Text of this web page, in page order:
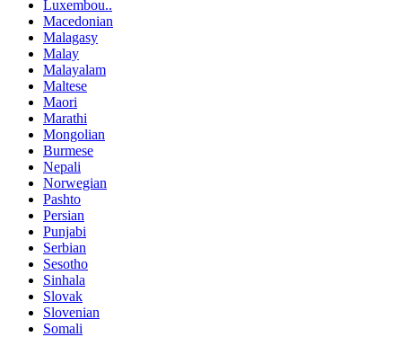
Luxembou..
Macedonian
Malagasy
Malay
Malayalam
Maltese
Maori
Marathi
Mongolian
Burmese
Nepali
Norwegian
Pashto
Persian
Punjabi
Serbian
Sesotho
Sinhala
Slovak
Slovenian
Somali